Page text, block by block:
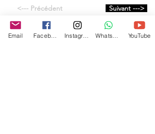
<--- Précédent Suivant --->
Cercle Mikengi
Email YouTube